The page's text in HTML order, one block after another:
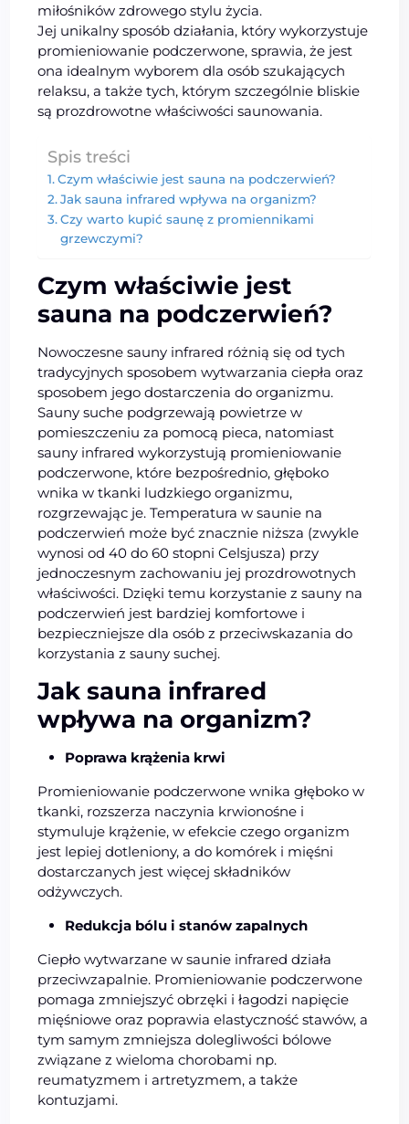
miłośników zdrowego stylu życia.
Jej unikalny sposób działania, który wykorzystuje
promieniowanie podczerwone, sprawia, że jest
ona idealnym wyborem dla osób szukających
relaksu, a także tych, którym szczególnie bliskie
są prozdrowotne właściwości saunowania.
Spis treści
Czym właściwie jest sauna na podczerwień?
Jak sauna infrared wpływa na organizm?
Czy warto kupić saunę z promiennikami
grzewczymi?
Czym właściwie jest
sauna na podczerwień?
Nowoczesne sauny infrared różnią się od tych
tradycyjnych sposobem wytwarzania ciepła oraz
sposobem jego dostarczenia do organizmu.
Sauny suche podgrzewają powietrze w
pomieszczeniu za pomocą pieca, natomiast
sauny infrared wykorzystują promieniowanie
podczerwone, które bezpośrednio, głęboko
wnika w tkanki ludzkiego organizmu,
rozgrzewając je. Temperatura w saunie na
podczerwień może być znacznie niższa (zwykle
wynosi od 40 do 60 stopni Celsjusza) przy
jednoczesnym zachowaniu jej prozdrowotnych
właściwości. Dzięki temu korzystanie z sauny na
podczerwień jest bardziej komfortowe i
bezpieczniejsze dla osób z przeciwskazania do
korzystania z sauny suchej.
Jak sauna infrared
wpływa na organizm?
Poprawa krążenia krwi
Promieniowanie podczerwone wnika głęboko w
tkanki, rozszerza naczynia krwionośne i
stymuluje krążenie, w efekcie czego organizm
jest lepiej dotleniony, a do komórek i mięśni
dostarczanych jest więcej składników
odżywczych.
Redukcja bólu i stanów zapalnych
Ciepło wytwarzane w saunie infrared działa
przeciwzapalnie. Promieniowanie podczerwone
pomaga zmniejszyć obrzęki i łagodzi napięcie
mięśniowe oraz poprawia elastyczność stawów, a
tym samym zmniejsza dolegliwości bólowe
związane z wieloma chorobami np.
reumatyzmem i artretyzmem, a także
kontuzjami.